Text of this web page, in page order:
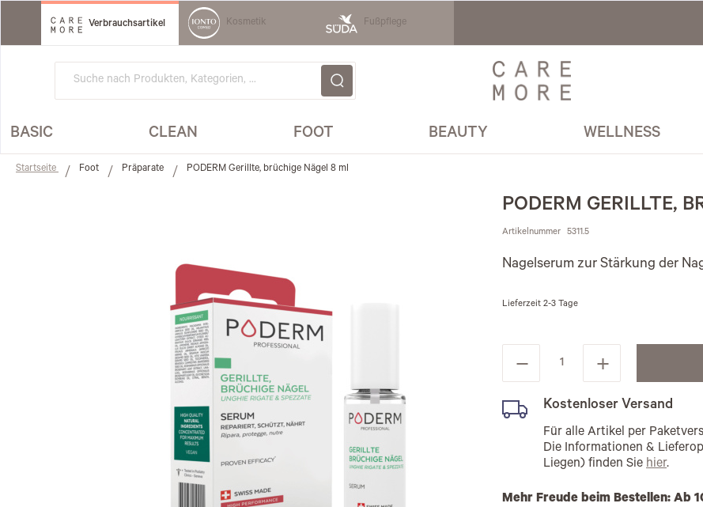
Direkt
zum
Verbrauchsartikel Kosmetik Fußpflege
BASIC CLEAN FOOT BEAUTY WELLNESS
Startseite Foot Präparate PODERM Gerillte, brüchige Nägel 8 ml
PODERM GERILLTE,
Artikelnummer 5311.5
Nagelserum zur Stärkung der
Lieferzeit 2-3 Tage
Kostenloser Versand
Für alle Artikel per
Die Informationen &
Liegen) finden Sie hier.
Mehr Freude beim Bestellen: Ab